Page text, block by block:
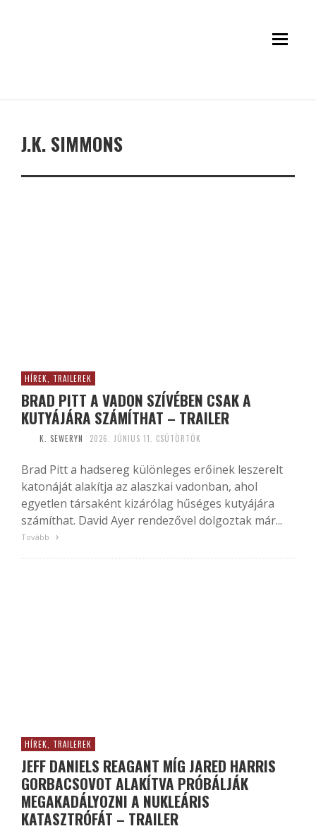
J.K. SIMMONS
HÍREK, TRAILEREK
BRAD PITT A VADON SZÍVÉBEN CSAK A
KUTYÁJÁRA SZÁMÍTHAT – TRAILER
K. SEWERYN 2026. JÚNIUS 11. CSÜTÖRTÖK
Brad Pitt a hadsereg különleges erőinek leszerelt
katonáját alakítja az alaszkai vadonban, ahol
egyetlen társaként kizárólag hűséges kutyájára
számíthat. David Ayer rendezővel dolgoztak már...
Tovább
HÍREK, TRAILEREK
JEFF DANIELS REAGANT MÍG JARED HARRIS
GORBACSOVOT ALAKÍTVA PRÓBÁLJÁK
MEGAKADÁLYOZNI A NUKLEÁRIS
KATASZTRÓFÁT – TRAILER